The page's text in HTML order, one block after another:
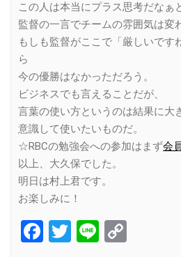
この人は本当にプラス思考だなぁ
監督の一言でチームの雰囲気は変
もしも監督がここで「厳しいです
ら
今の優勝はなかっただろう。
ビジネスでも言えることだが、
言葉の使い方というのは結果に大
意識して使いたいものだ。
☆RBCの勉強会への参加はまず会
以上、大久保でした。
明日は村上君です。
お楽しみに！
Facebook
Twitter
Line